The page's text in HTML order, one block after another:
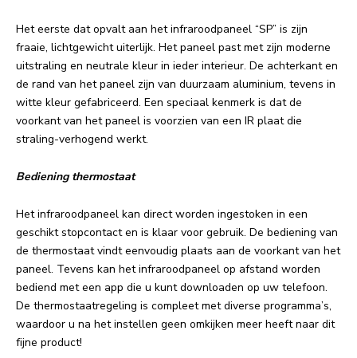
Het eerste dat opvalt aan het infraroodpaneel “SP” is zijn
fraaie, lichtgewicht uiterlijk. Het paneel past met zijn moderne
uitstraling en neutrale kleur in ieder interieur. De achterkant en
de rand van het paneel zijn van duurzaam aluminium, tevens in
witte kleur gefabriceerd. Een speciaal kenmerk is dat de
voorkant van het paneel is voorzien van een IR plaat die
straling-verhogend werkt.
Bediening thermostaat
Het infraroodpaneel kan direct worden ingestoken in een
geschikt stopcontact en is klaar voor gebruik. De bediening van
de thermostaat vindt eenvoudig plaats aan de voorkant van het
paneel. Tevens kan het infraroodpaneel op afstand worden
bediend met een app die u kunt downloaden op uw telefoon.
De thermostaatregeling is compleet met diverse programma’s,
waardoor u na het instellen geen omkijken meer heeft naar dit
fijne product!